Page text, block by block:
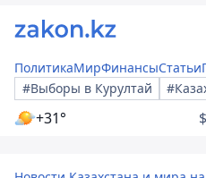
ПолитикаМирФинансыСтатьи
#Выборы в Курултай
+31° $